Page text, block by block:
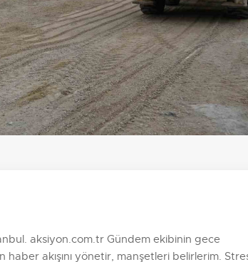
aksiyon.com.tr Gündem ekibinin gece
akışını yönetir, manşetleri belirlerim.